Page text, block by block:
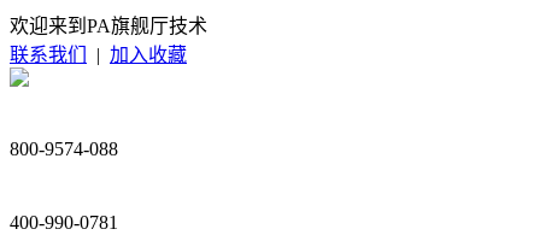
欢迎来到PA旗舰厅技术
联系我们
| 加入收藏
800-9574-088
400-990-0781